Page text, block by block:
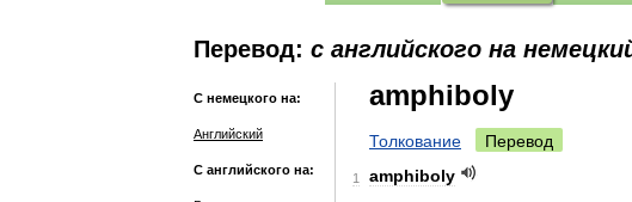
Перевод: с английского на
С немецкого на:
Английский
С английского на:
amphiboly
Толкование Перевод
1
amphiboly